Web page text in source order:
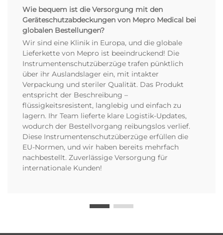
Wie bequem ist die Versorgung mit den
Geräteschutzabdeckungen von Mepro Medical bei
globalen Bestellungen?
Wir sind eine Klinik in Europa, und die globale
Lieferkette von Mepro ist beeindruckend! Die
Instrumentenschutzüberzüge trafen pünktlich
über ihr Auslandslager ein, mit intakter
Verpackung und steriler Qualität. Das Produkt
entspricht der Beschreibung –
flüssigkeitsresistent, langlebig und einfach zu
lagern. Ihr Team lieferte klare Logistik-Updates,
wodurch der Bestellvorgang reibungslos verlief.
Diese Instrumentenschutzüberzüge erfüllen die
EU-Normen, und wir haben bereits mehrfach
nachbestellt. Zuverlässige Versorgung für
internationale Kunden!